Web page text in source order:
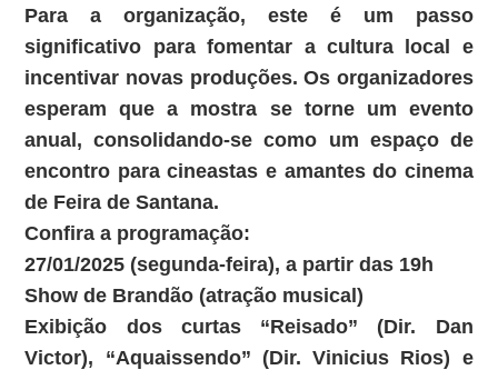
Para a organização, este é um passo
significativo para fomentar a cultura local e
incentivar novas produções. Os organizadores
esperam que a mostra se torne um evento
anual, consolidando-se como um espaço de
encontro para cineastas e amantes do cinema
de Feira de Santana.
Confira a programação:
27/01/2025 (segunda-feira), a partir das 19h
Show de Brandão (atração musical)
Exibição dos curtas “Reisado” (Dir. Dan
Victor), “Aquaissendo” (Dir. Vinicius Rios) e